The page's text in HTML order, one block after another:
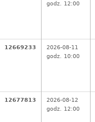
godz. 12:00
12669233
2026-08-11
godz. 10:00
12677813
2026-08-12
godz. 12:00